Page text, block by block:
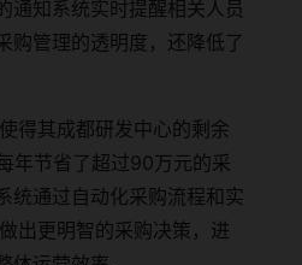
通知系统实时提醒相关人员
购管理的透明度，还降低了
得其成都研发中心的剩余
年节省了超过90万元的采
统通过自动化采购流程和实
出更明智的采购决策，进